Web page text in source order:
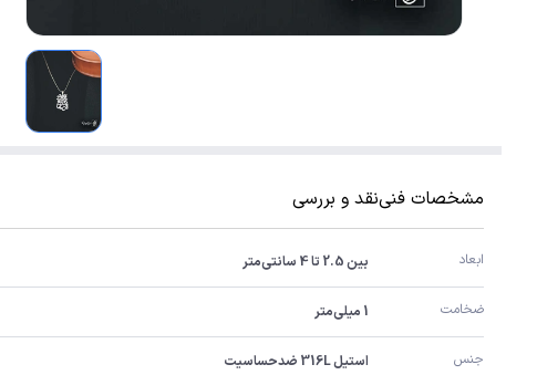
مشخصات فنینقد و بررسی
ابعاد بین 2.5 تا 4 سانتی‌متر
ضخامت 1 میلی‌متر
جنس استیل 316L ضدحساسیت